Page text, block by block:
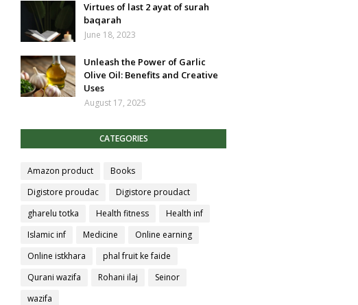
Virtues of last 2 ayat of surah
baqarah
June 18, 2023
Unleash the Power of Garlic
Olive Oil: Benefits and Creative
Uses
August 17, 2025
CATEGORIES
Amazon product
Books
Digistore proudac
Digistore proudact
gharelu totka
Health fitness
Health inf
Islamic inf
Medicine
Online earning
Online istkhara
phal fruit ke faide
Qurani wazifa
Rohani ilaj
Seinor
wazifa